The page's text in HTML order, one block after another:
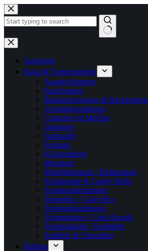
Zum
Inhalt
springen
Keine
Ergebnisse
Angebote
Back & Tortenzubehör
Ausstechformen
Backformen
Backmischungen & Backzutaten
Tortendekorationen
Cupcakes & Muffins
Dummies
Farbstoffe
Fondant
Küchenhelfer
Marzipan
Modelliermasse / Blütenpaste
Schokolade & Candy Melts
Schokoladenformen
Tortenbox / Cake Box
Tortendekorationen
Tortenplatten / Cake Boards
Tortenständer / Drehteller
Zubehör & Utensilien
Ballons